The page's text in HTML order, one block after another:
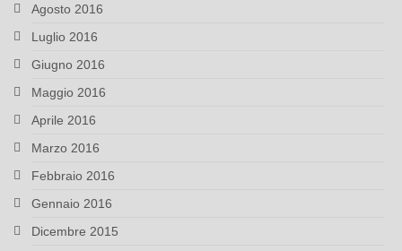
Agosto 2016
Luglio 2016
Giugno 2016
Maggio 2016
Aprile 2016
Marzo 2016
Febbraio 2016
Gennaio 2016
Dicembre 2015